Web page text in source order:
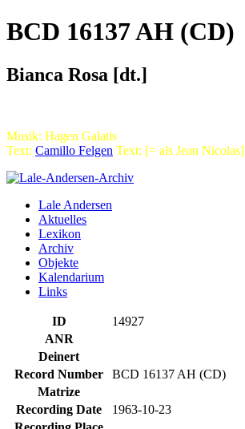
BCD 16137 AH (CD)
Bianca Rosa [dt.]
Musik: Hagen Galatis
Text: Camillo Felgen Text: [= als Jean Nicolas]
Lale Andersen
Aktuelles
Lexikon
Archiv
Objekte
Kalendarium
Links
ID
14927
ANR
Deinert
Record Number
BCD 16137 AH (CD)
Matrize
Recording Date
1963-10-23